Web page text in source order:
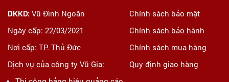
DKKD: Vũ Đình Ngoãn
Ngày cấp: 22/03/2021
Nơi cấp: TP. Thủ Đức
Dịch vụ của công ty Vũ Gia:
Chính sách bảo mật
Chính sách bảo hành
Chính sách mua hàng
Quy định giao hàng